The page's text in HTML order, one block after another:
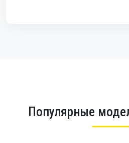
Популярные